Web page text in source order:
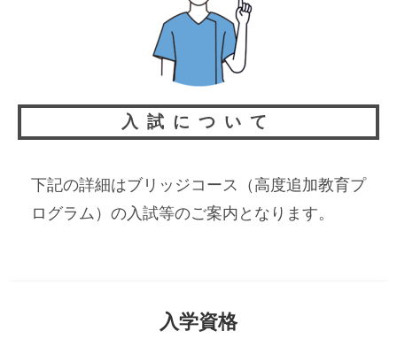
入試について
下記の詳細はブリッジコース（高度追加教育プ
ログラム）の入試等のご案内となります。
入学資格